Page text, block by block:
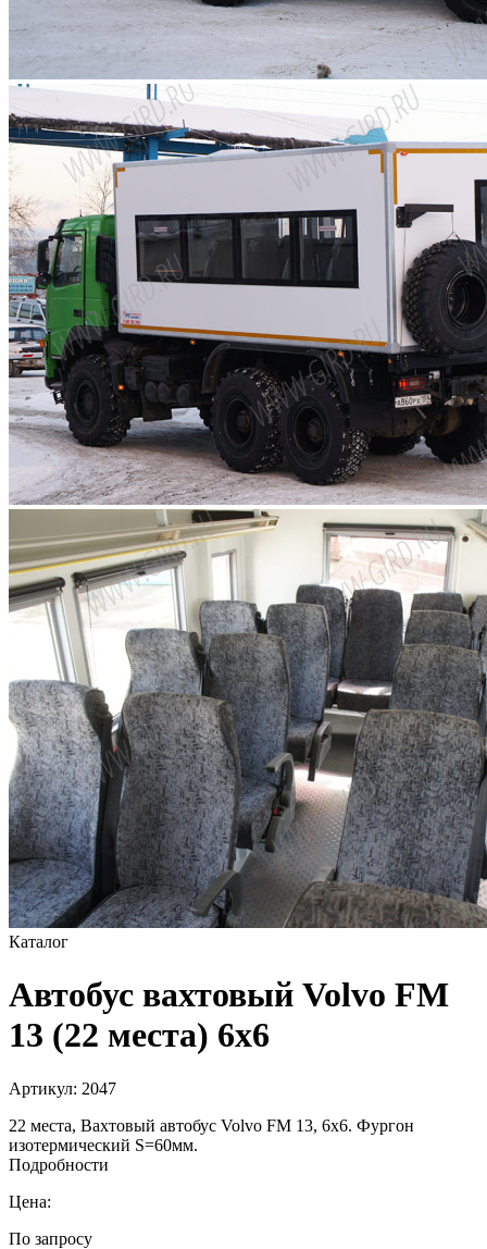
Каталог
Автобус вахтовый Volvo FM
13 (22 места) 6х6
Артикул: 2047
22 места, Вахтовый автобус Volvo FM 13, 6х6. Фургон
изотермический S=60мм.
Подробности
Цена:
По запросу